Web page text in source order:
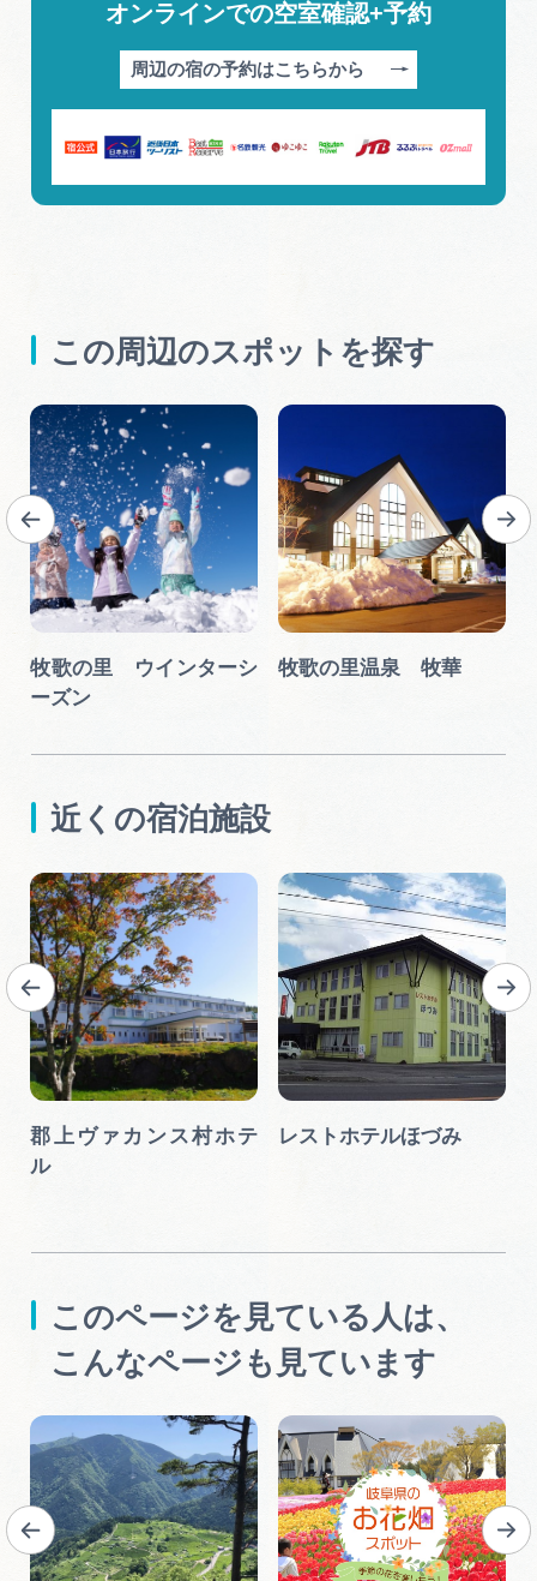
オンラインでの空室確認+予約
周辺の宿の予約はこちらから
この周辺のスポットを探す
牧歌の里 ウインターシ
ーズン
牧歌の里温泉 牧華
近くの宿泊施設
郡上ヴァカンス村ホテ
ル
レストホテルほづみ
このページを見ている人は、
こんなページも見ています